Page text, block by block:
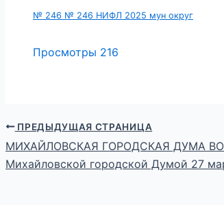
№ 246 № 246 НИФЛ 2025 мун округ
Просмотры 216
ПРЕДЫДУЩАЯ СТРАНИЦА
МИХАЙЛОВСКАЯ ГОРОДСКАЯ ДУМА
Михайловской городской Думой 27